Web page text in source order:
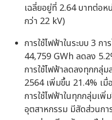
เฉลี่ยอยู่ที่ 2.64 บาทต่อ
กว่า 22 kV)
การใช้ไฟฟ้าในระบบ 3 ก
44,759 GWh ลดลง
การใช้ไฟฟ้าลดลงทุกกลุ่
2564 เพิ่มขึ้น 21.4% เมื่
การใช้ไฟฟ้าในทุกกลุ่มเ
อุตสาหกรรม มีสัดส่วนกา